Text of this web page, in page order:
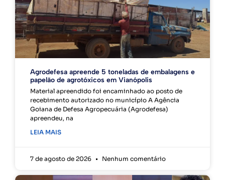
Agrodefesa apreende 5 toneladas de embalagens e
papelão de agrotóxicos em Vianópolis
Material apreendido foi encaminhado ao posto de
recebimento autorizado no município A Agência
Goiana de Defesa Agropecuária (Agrodefesa)
apreendeu, na
LEIA MAIS
7 de agosto de 2026 Nenhum comentário